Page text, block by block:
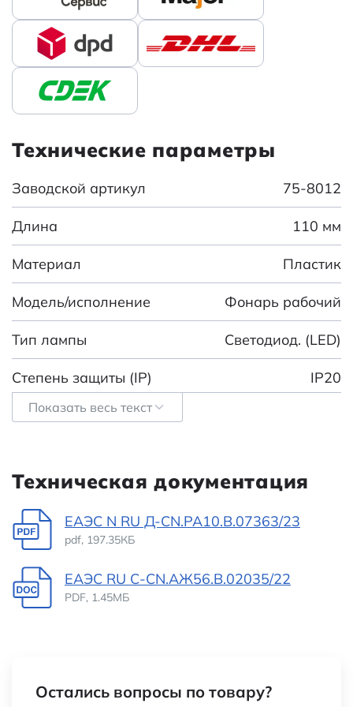
Технические параметры
Заводской артикул 75-8012
Длина 110 мм
Материал Пластик
Модель/исполнение Фонарь рабочий
Тип лампы Светодиод. (LED)
Степень защиты (IP) IP20
Заряжаемый (аккумуляторный)
питания)
аккумулятор
Категория: Автомобильные
Наименование
Показать весь текст
Техническая документация
ЕАЭС N RU Д-CN.РА10.В.07363/23
pdf, 197.35КБ
ЕАЭС RU С-CN.АЖ56.В.02035/22
PDF, 1.45МБ
Остались вопросы по товару?